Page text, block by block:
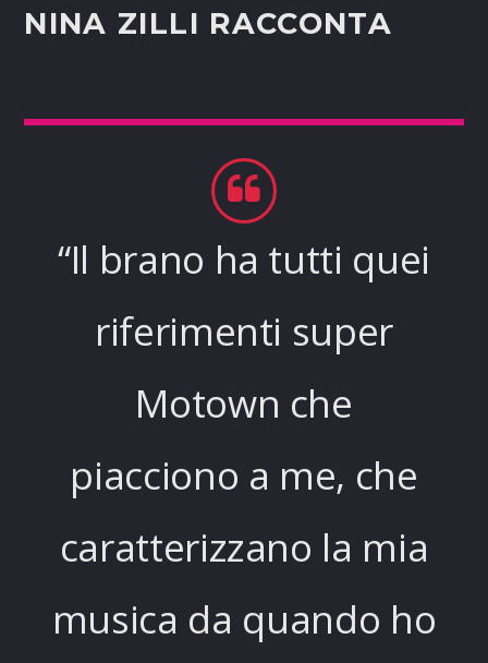
NINA ZILLI RACCONTA
“Il brano ha tutti quei
riferimenti super
Motown che
piacciono a me, che
caratterizzano la mia
musica da quando ho